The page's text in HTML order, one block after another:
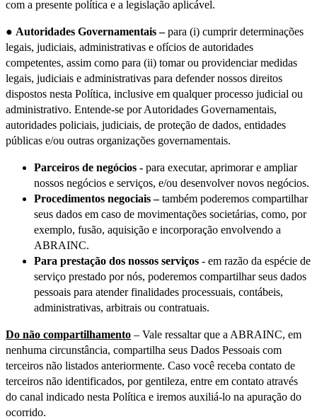
com a presente política e a legislação aplicável.
● Autoridades Governamentais –para (i) cumprir determinações
legais, judiciais, administrativas e ofícios de autoridades
competentes, assim como para (ii) tomar ou providenciar medidas
legais, judiciais e administrativas para defender nossos direitos
dispostos nesta Política, inclusive em qualquer processo judicial ou
administrativo. Entende-se por Autoridades Governamentais,
autoridades policiais, judiciais, de proteção de dados, entidades
públicas e/ou outras organizações governamentais.
Parceiros de negócios - para executar, aprimorar e ampliar
nossos negócios e serviços, e/ou desenvolver novos negócios.
Procedimentos negociais –também poderemos compartilhar
seus dados em caso de movimentações societárias, como, por
exemplo, fusão, aquisição e incorporação envolvendo a
ABRAINC.
Para prestação dos nossos serviços - em razão da espécie de
serviço prestado por nós, poderemos compartilhar seus dados
pessoais para atender finalidades processuais, contábeis,
administrativas, arbitrais ou contratuais.
Do não compartilhamento – Vale ressaltar que a ABRAINC, em
nenhuma circunstância, compartilha seus Dados Pessoais com
terceiros não listados anteriormente. Caso você receba contato de
terceiros não identificados, por gentileza, entre em contato através
do canal indicado nesta Política e iremos auxiliá-lo na apuração do
ocorrido.